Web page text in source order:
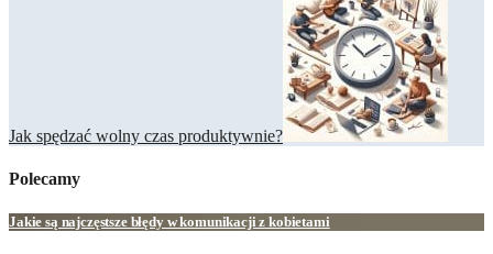
Jak spędzać wolny czas produktywnie?
Polecamy
Jakie są najczęstsze błędy w komunikacji z kobietami